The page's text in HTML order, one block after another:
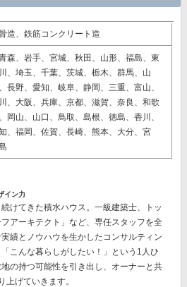
造、鉄筋コンクリート造
森、岩手、宮城、秋田、山形、福島、東
、埼玉、千葉、茨城、栃木、群馬、山
長野、愛知、岐阜、静岡、三重、富山、
、大阪、兵庫、京都、滋賀、奈良、和歌
岡山、山口、鳥取、島根、徳島、香川、
、福岡、佐賀、長崎、熊本、大分、宮
イン力
けてきた積水ハウス。一級建築士、トッ
フアーキテクト」 など、専任スタッフを全
績とノウハウを生かしたコンサルティン
こんな暮らしがしたい！」という1人ひ
の持つ可能性を引き出し、オーナーと共
上げていきます。